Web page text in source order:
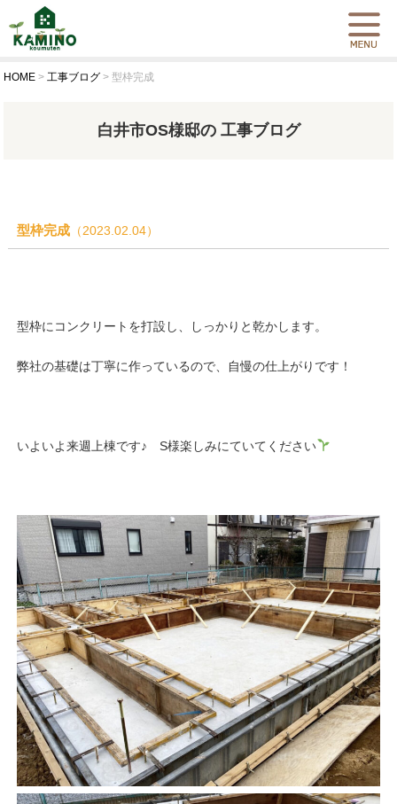
HOME >工事ブログ >型枠完成
白井市OS様邸の 工事ブログ
型枠完成（2023.02.04）
型枠にコンクリートを打設し、しっかりと乾かします。
弊社の基礎は丁寧に作っているので、自慢の仕上がりです！
いよいよ来週上棟です♪ S様楽しみにていてください